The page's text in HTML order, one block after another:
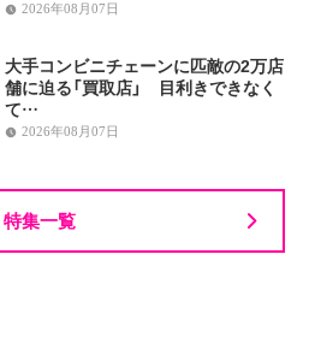
2026年08月07日
大手コンビニチェーンに匹敵の2万店
舗に迫る「買取店」 目利きできなく
て…
2026年08月07日
特集一覧